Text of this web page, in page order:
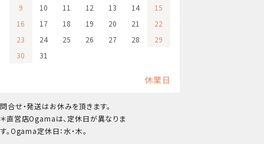
9
10 11 12 13 14
15
16
17 18 19 20 21
22
23
24 25 26 27 28
29
30
31
休業日
問合せ・発送はお休みを頂きます。
＊直営店Ogamaは、定休日が異なりま
す。Ogama定休日：水・木。